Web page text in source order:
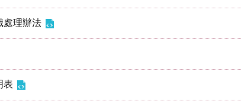
處理辦法
表